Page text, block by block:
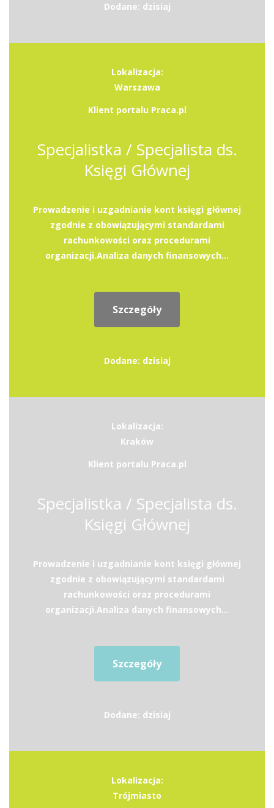
Dodane: dzisiaj
Lokalizacja:
Warszawa
Klient portalu Praca.pl
Specjalistka / Specjalista ds.
Księgi Głównej
Prowadzenie i uzgadnianie kont księgi głównej
zgodnie z obowiązującymi standardami
rachunkowości oraz procedurami
organizacji.Analiza danych finansowych...
Szczegóły
Dodane: dzisiaj
Lokalizacja:
Kraków
Klient portalu Praca.pl
Specjalistka / Specjalista ds.
Księgi Głównej
Prowadzenie i uzgadnianie kont księgi głównej
zgodnie z obowiązującymi standardami
rachunkowości oraz procedurami
organizacji.Analiza danych finansowych...
Szczegóły
Dodane: dzisiaj
Lokalizacja:
Trójmiasto